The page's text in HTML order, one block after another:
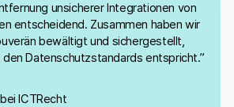
unsicherer Integrationen von
entscheidend. Zusammen haben wir
bewältigt und sichergestellt,
Datenschutzstandards entspricht.”
ICTRecht